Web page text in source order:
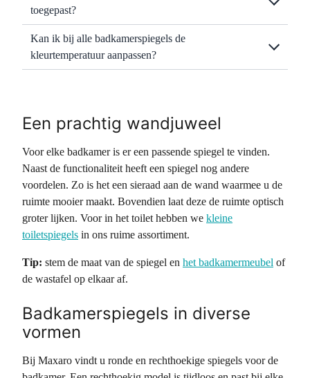
toegepast?
Kan ik bij alle badkamerspiegels de
kleurtemperatuur aanpassen?
Een prachtig wandjuweel
Voor elke badkamer is er een passende spiegel te vinden.
Naast de functionaliteit heeft een spiegel nog andere
voordelen. Zo is het een sieraad aan de wand waarmee u de
ruimte mooier maakt. Bovendien laat deze de ruimte optisch
groter lijken. Voor in het toilet hebben we kleine
toiletspiegels in ons ruime assortiment.
Tip: stem de maat van de spiegel en het badkamermeubel of
de wastafel op elkaar af.
Badkamerspiegels in diverse
vormen
Bij Maxaro vindt u ronde en rechthoekige spiegels voor de